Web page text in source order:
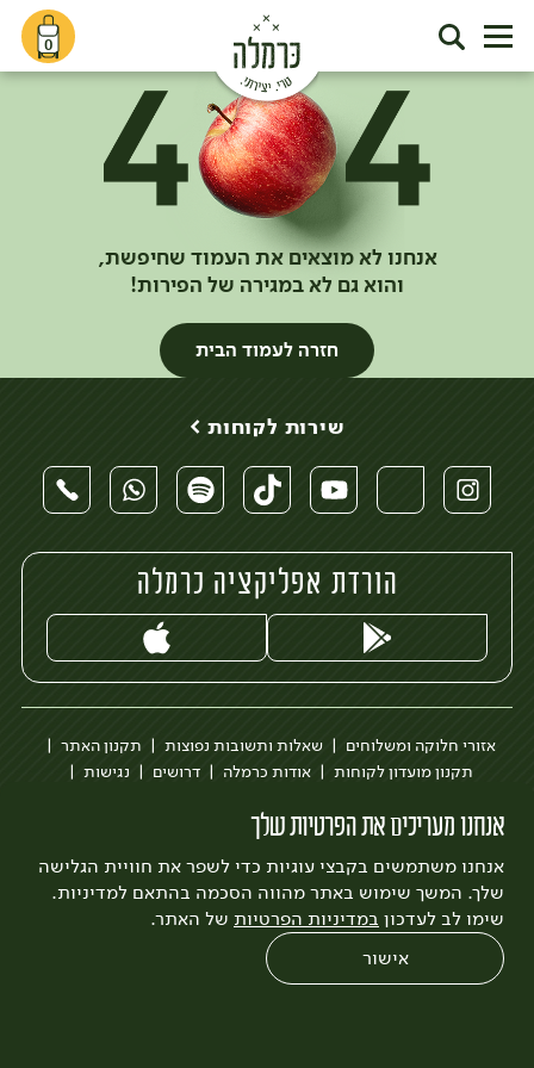
0
אנחנו לא מוצאים את העמוד שחיפשת,
והוא גם לא במגירה של הפירות!
חזרה לעמוד הבית
אנחנו מעריכים את הפרטיות שלך
אנחנו משתמשים בקבצי עוגיות כדי לשפר את חוויית הגלישה
שלך. המשך שימוש באתר מהווה הסכמה בהתאם למדיניות.
שימו לב לעדכון במדיניות הפרטיות של האתר.
אישור
שירות לקוחות >
הורדת אפליקציה כרמלה
אזורי חלוקה ומשלוחים שאלות ותשובות נפוצות
תקנון האתר
תקנון מועדון לקוחות
אודות כרמלה דרושים
נגישות
לצפייה בעדכון מדיניות פרטיות
עיצוב:3bears פיתוח:Quatro